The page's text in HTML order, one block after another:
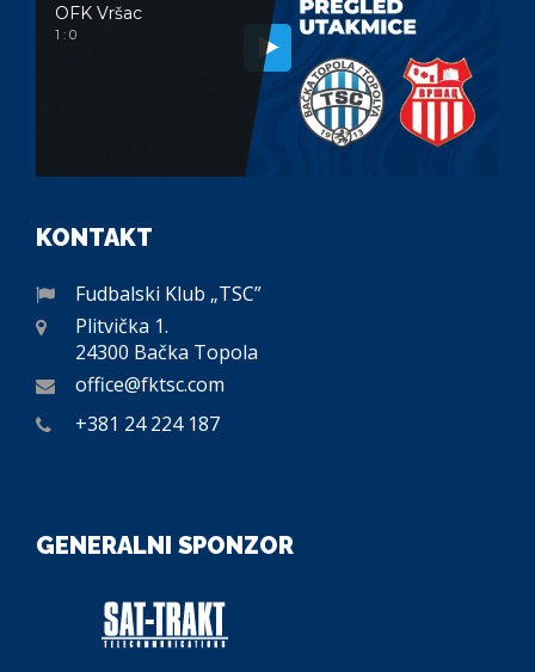
OFK Vršac
1 : 0
KONTAKT
Fudbalski Klub „TSC”
Plitvička 1.
24300 Bačka Topola
office@fktsc.com
+381 24 224 187
GENERALNI SPONZOR